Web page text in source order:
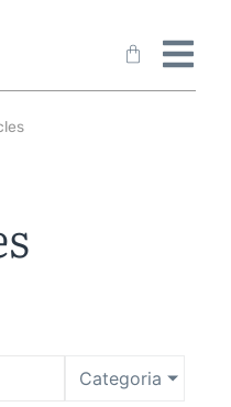
Categoria